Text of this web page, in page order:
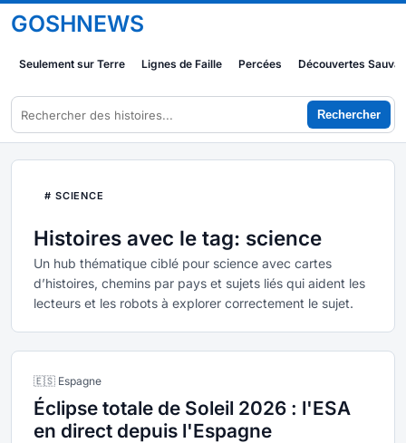
GOSHNEWS
Seulement sur Terre Lignes de Faille Percées Découvertes
Rechercher
# SCIENCE
Histoires avec le tag: science
Un hub thématique ciblé pour science avec cartes
d’histoires, chemins par pays et sujets liés qui aident les
lecteurs et les robots à explorer correctement le sujet.
🇪🇸 Espagne
Éclipse totale de Soleil 2026 : l'ESA
en direct depuis l'Espagne